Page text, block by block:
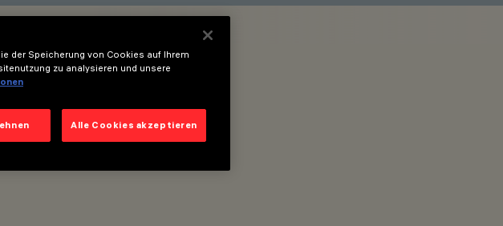
der Speicherung von Cookies auf Ihrem
zu analysieren und unsere
Alle Cookies akzeptieren